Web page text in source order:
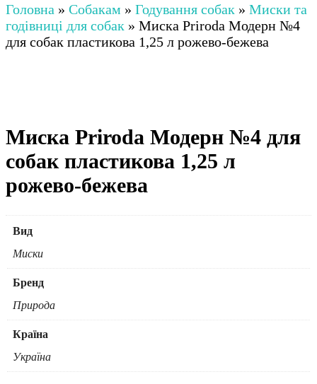
аксесуари та догляд за тваринами. Доставка по
Україні
Головна » Собакам » Годування собак » Миски та
годівниці для собак » Миска Priroda Модерн №4
для собак пластикова 1,25 л рожево-бежева
Миска Priroda Модерн №4 для
собак пластикова 1,25 л
рожево-бежева
Вид
Миски
Бренд
Природа
Країна
Україна